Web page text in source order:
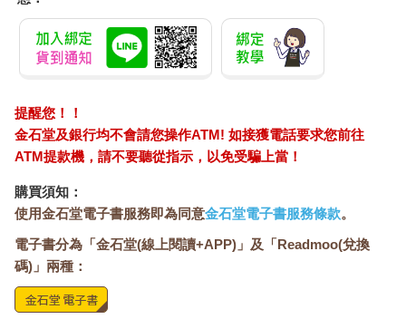
提醒您！！
金石堂及銀行均不會請您操作ATM! 如接獲電話要求您前往
ATM提款機，請不要聽從指示，以免受騙上當！
購買須知：
使用金石堂電子書服務即為同意金石堂電子書服務條款。
電子書分為「金石堂(線上閱讀+APP)」及「Readmoo(兌換
碼)」兩種：